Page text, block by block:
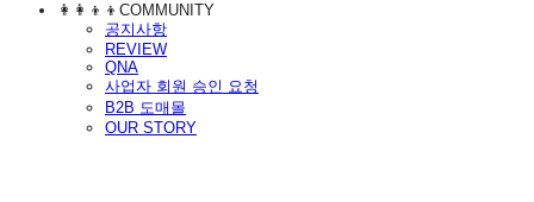
👩‍👩‍👦‍👦COMMUNITY
공지사항
REVIEW
QNA
사업자 회원 승인 요청
B2B 도매몰
OUR STORY